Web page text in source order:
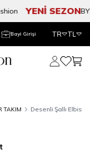
YENİ SEZON
Bayi Girişi TR TL
Hesabım
TAKIM Desenli Şallı Elbise